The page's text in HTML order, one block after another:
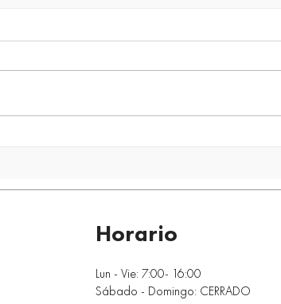
Lun - Vie: 7:00- 16:00
Sábado - Domingo: CERRADO
Horario